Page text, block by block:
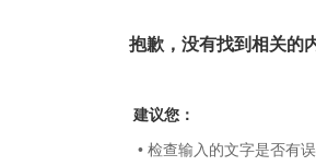
抱歉，没有找到相关的
建议您：
• 检查输入的文字是否有误